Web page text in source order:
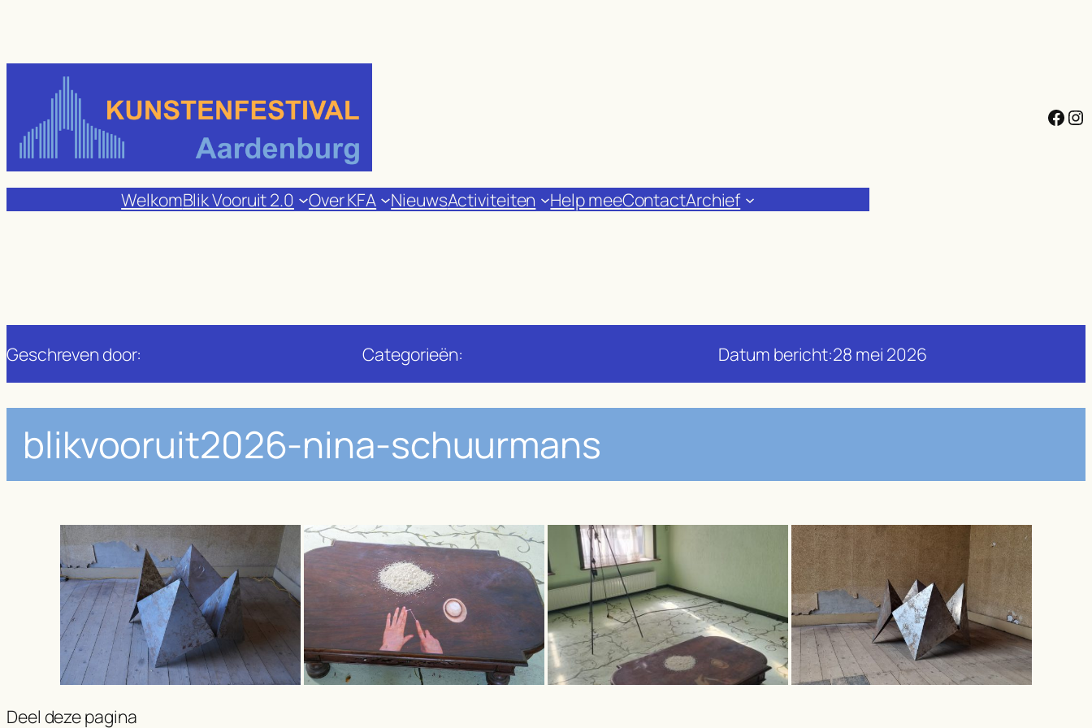
de
inhoud
Facebook Instagram
WelkomBlik Vooruit 2.0 Over KFA NieuwsActiviteiten Help meeContactArchief
Geschreven door: Categorieën: Datum bericht:28 mei 2026
blikvooruit2026-nina-schuurmans
Deel deze pagina